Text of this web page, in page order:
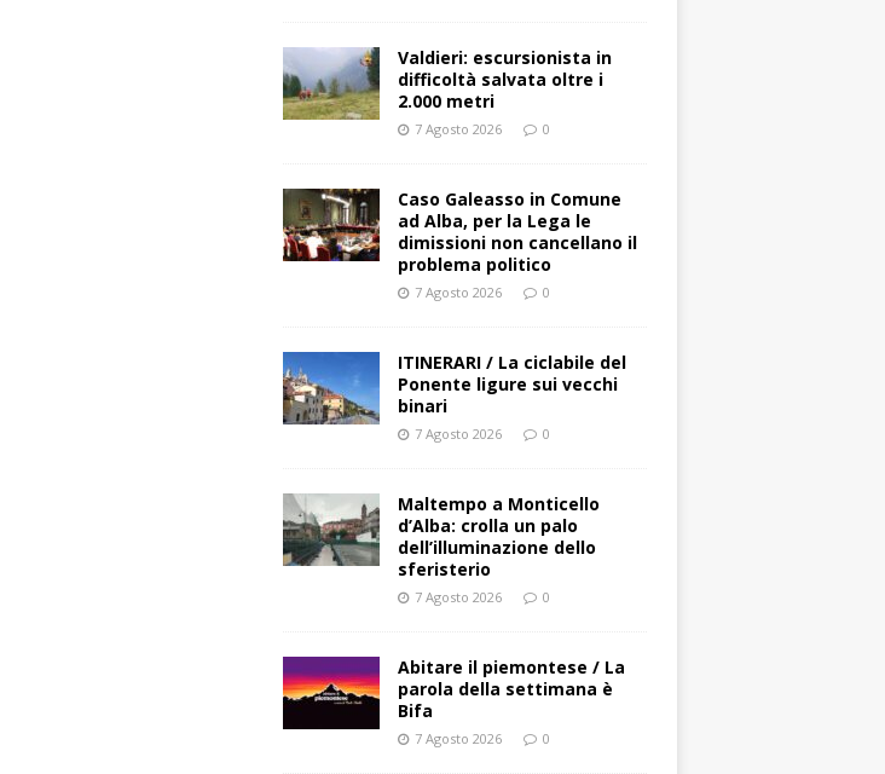
Valdieri: escursionista in
difficoltà salvata oltre i
2.000 metri
7 Agosto 2026 0
Caso Galeasso in Comune
ad Alba, per la Lega le
dimissioni non cancellano il
problema politico
7 Agosto 2026 0
ITINERARI / La ciclabile del
Ponente ligure sui vecchi
binari
7 Agosto 2026 0
Maltempo a Monticello
d’Alba: crolla un palo
dell’illuminazione dello
sferisterio
7 Agosto 2026 0
Abitare il piemontese / La
parola della settimana è
Bifa
7 Agosto 2026 0